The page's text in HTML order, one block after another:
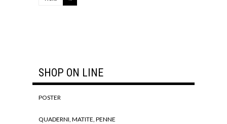
SHOP ON LINE
POSTER
QUADERNI, MATITE, PENNE